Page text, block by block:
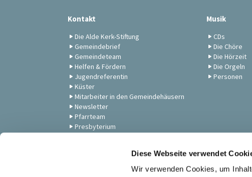
Diese Webseite verwendet
Wir verwenden Cookies, um
Kontakt
Die Alde Kerk-Stiftung
Gemeindebrief
Gemeindeteam
Helfen & Fördern
Jugendreferentin
Küster
Mitarbeiter in den Gemeindehäusern
Newsletter
Pfarrteam
Presbyterium
Gottesdienste & Musik
Musik
CDs
Die Chöre
Die Hörzeit
Die Orgeln
Personen